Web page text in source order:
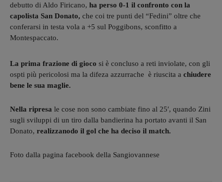
debutto di Aldo Firicano, ha perso 0-1 il confronto con la
capolista San Donato, che coi tre punti del “Fedini” oltre che
conferarsi in testa vola a +5 sul Poggibons, sconfitto a
Montespaccato.
La prima frazione di gioco si è concluso a reti inviolate, con gli
ospti più pericolosi ma la difeza azzurrache è riuscita a chiudere
bene le sua maglie.
Nella ripresa le cose non sono cambiate fino al 25′, quando Zini
sugli sviluppi di un tiro dalla bandierina ha portato avanti il San
Donato, realizzanodo il gol che ha deciso il match.
Foto dalla pagina facebook della Sangiovannese